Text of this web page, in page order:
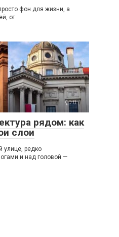
фон для жизни, а
от
0
рядом: как
слои
улице, редко
и над головой —